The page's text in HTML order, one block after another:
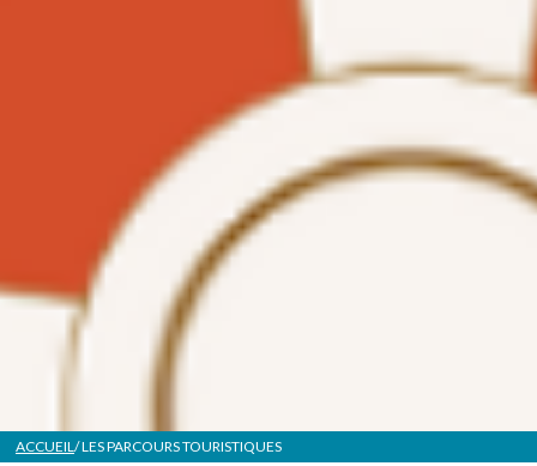
ACCUEIL/ LES PARCOURS TOURISTIQUES